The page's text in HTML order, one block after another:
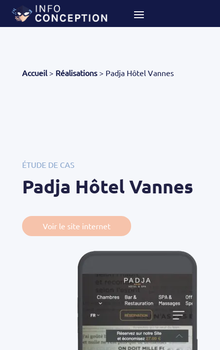
Accueil> Réalisations> Padja Hôtel Vannes
ÉTUDE DE CAS
Padja Hôtel Vannes
Voir le site internet